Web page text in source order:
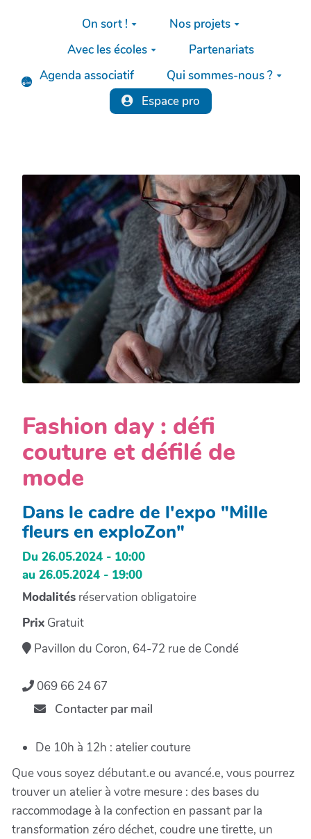
Aller au contenu principal
On sort !
Nos projets
Avec les écoles
Partenariats
Agenda associatif
Qui sommes-nous ?
Espace pro
Fashion day : défi
couture et défilé de
mode
Dans le cadre de l'expo "Mille
fleurs en exploZon"
Du 26.05.2024 - 10:00
au 26.05.2024 - 19:00
Modalités réservation obligatoire
Prix Gratuit
Pavillon du Coron, 64-72 rue de Condé
069 66 24 67
Contacter par mail
De 10h à 12h : atelier couture
Que vous soyez débutant.e ou avancé.e, vous pourrez
trouver un atelier à votre mesure : des bases du
raccommodage à la confection en passant par la
transformation zéro déchet, coudre une tirette, un